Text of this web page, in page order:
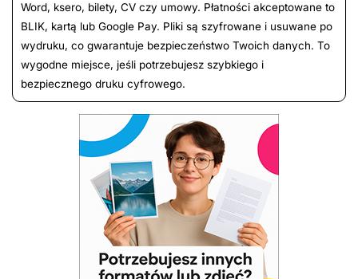
Word, ksero, bilety, CV czy umowy. Płatności akceptowane to
BLIK, kartą lub Google Pay. Pliki są szyfrowane i usuwane po
wydruku, co gwarantuje bezpieczeństwo Twoich danych. To
wygodne miejsce, jeśli potrzebujesz szybkiego i
bezpiecznego druku cyfrowego.